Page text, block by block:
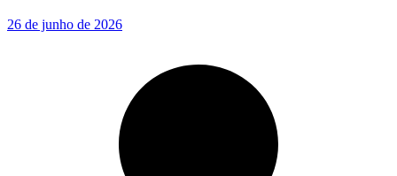
26 de junho de 2026